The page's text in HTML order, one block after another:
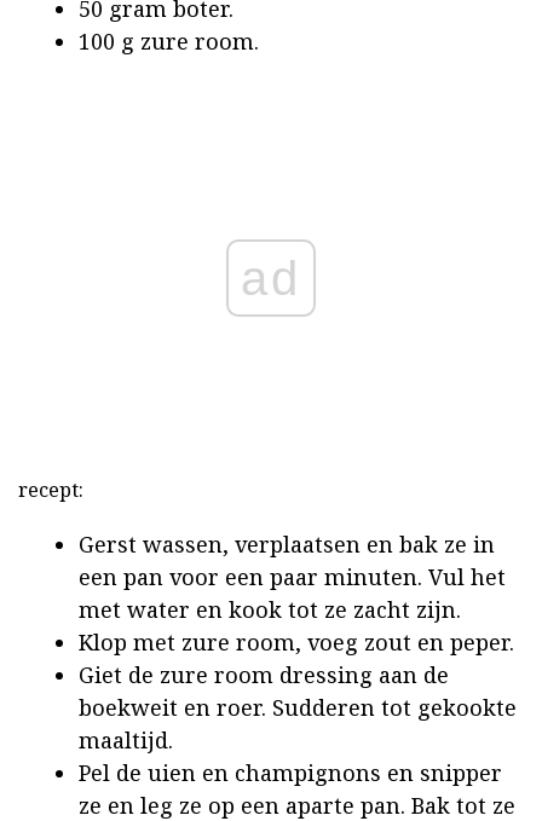
50 gram boter.
100 g zure room.
ad
recept:
Gerst wassen, verplaatsen en bak ze in
een pan voor een paar minuten. Vul het
met water en kook tot ze zacht zijn.
Klop met zure room, voeg zout en peper.
Giet de zure room dressing aan de
boekweit en roer. Sudderen tot gekookte
maaltijd.
Pel de uien en champignons en snipper
ze en leg ze op een aparte pan. Bak tot ze